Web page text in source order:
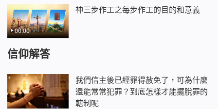
00:00
神三步作工之每步作工的目的和意義
信仰解答
我們信主後已經罪得赦免了，可為什麼
還能常常犯罪？到底怎樣才能擺脫罪的
轄制呢